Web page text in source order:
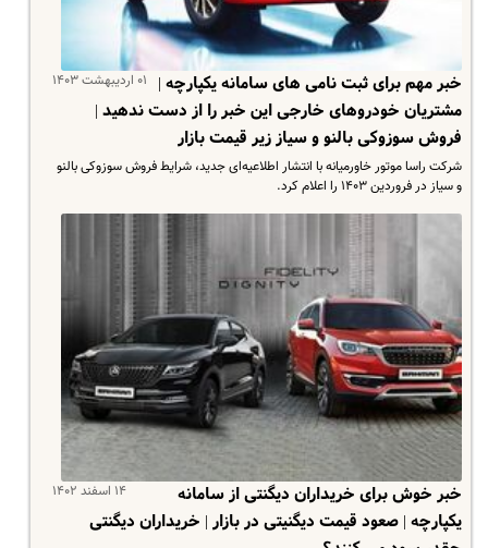
۰۱ اردیبهشت ۱۴۰۳
خبر مهم برای ثبت نامی های سامانه یکپارچه |
مشتریان خودروهای خارجی این خبر را از دست ندهید |
فروش سوزوکی بالنو و سیاز زیر قیمت بازار
شرکت راسا موتور خاورمیانه با انتشار اطلاعیه‌ای جدید، شرایط فروش سوزوکی بالنو
و سیاز در فروردین ۱۴۰۳ را اعلام کرد.
۱۴ اسفند ۱۴۰۲
خبر خوش برای خریداران دیگنتی از سامانه
یکپارچه | صعود قیمت دیگنیتی در بازار | خریداران دیگنتی